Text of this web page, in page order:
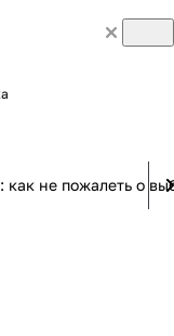
не пожалеть о